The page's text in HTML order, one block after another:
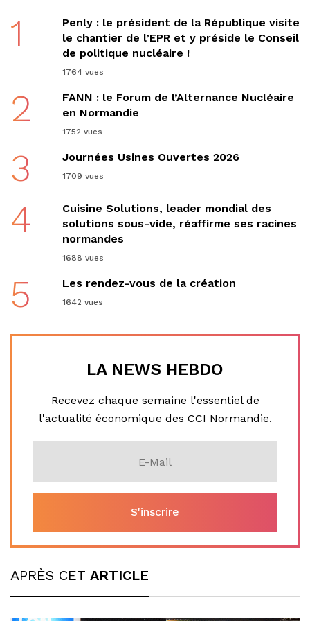
1
Penly : le président de la République visite
le chantier de l’EPR et y préside le Conseil
de politique nucléaire !
1764 vues
2
FANN : le Forum de l’Alternance Nucléaire
en Normandie
1752 vues
3 Journées Usines Ouvertes 2026
1709 vues
4
Cuisine Solutions, leader mondial des
solutions sous-vide, réaffirme ses racines
normandes
1688 vues
5 Les rendez-vous de la création
1642 vues
LA NEWS HEBDO
Recevez chaque semaine l'essentiel de
l'actualité économique des CCI Normandie.
APRÈS CET ARTICLE